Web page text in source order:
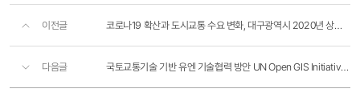
이전글 코로나19 확산과 도시교통 수요 변화, 대구광역시 2020년 상반기 사례를 중심으로​
다음글 국토교통기술 기반 유엔 기술협력 방안 UN Open GIS Initiative 기술협력 사례를 중심으로